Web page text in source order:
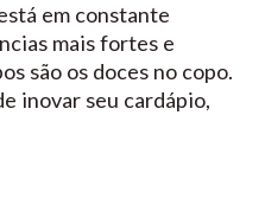
em constante
mais fortes e
são os doces no copo.
inovar seu cardápio,
impecável com a
individuais […]